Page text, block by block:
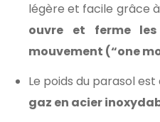
légère et facile grâce
ouvre et ferme
mouvement (“one
Le poids du parasol
gaz en acier